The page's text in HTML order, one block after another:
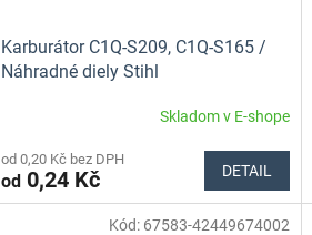
Karburátor C1Q-S209, C1Q-S165 /
Náhradné diely Stihl
Skladom v E-shope
od 0,20 Kč bez DPH
od0,24 Kč DETAIL
Kód: 67583-42449674002